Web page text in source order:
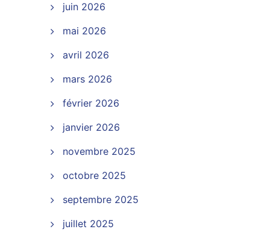
juin 2026
mai 2026
avril 2026
mars 2026
février 2026
janvier 2026
novembre 2025
octobre 2025
septembre 2025
juillet 2025